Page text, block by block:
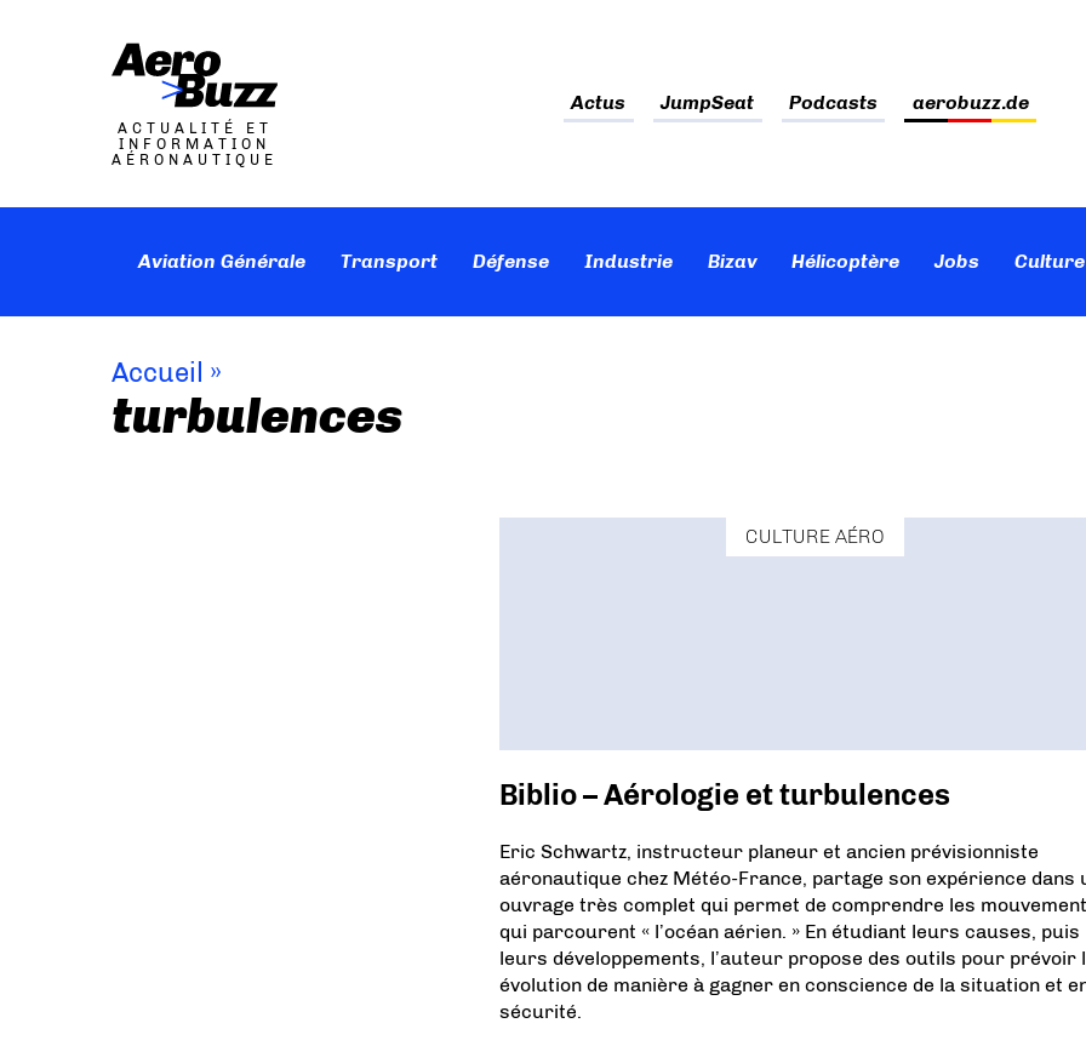
ACTUALITÉ ET
INFORMATION
AÉRONAUTIQUE
Actus JumpSeat Podcasts aerobuzz.de
Aviation Générale Transport Défense Industrie Bizav Hélicoptère Jobs
Accueil »
turbulences
CULTURE AÉRO
Biblio – Aérologie et turbulences
Eric Schwartz, instructeur planeur et ancien prévisionniste
aéronautique chez Météo-France, partage son expérience dans
ouvrage très complet qui permet de comprendre les
qui parcourent « l’océan aérien. » En étudiant leurs causes, puis
leurs développements, l’auteur propose des outils pour prévoir
évolution de manière à gagner en conscience de la situation et
sécurité.